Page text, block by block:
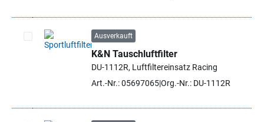
Artikel auswählen
Ausverkauft
K&N Tauschluftfilter
DU-1112R, Luftfiltereinsatz Racing
Art.-Nr.: 05697065Org.-Nr.: DU-1112R